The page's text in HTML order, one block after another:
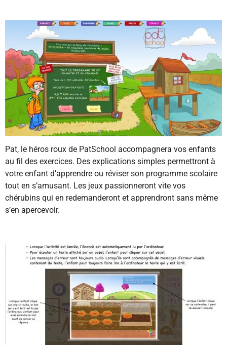
Pat, le héros roux de PatSchool accompagnera vos enfants
au fil des exercices. Des explications simples permettront à
votre enfant d’apprendre ou réviser son programme scolaire
tout en s’amusant. Les jeux passionneront vite vos
chérubins qui en redemanderont et apprendront sans même
s’en apercevoir.